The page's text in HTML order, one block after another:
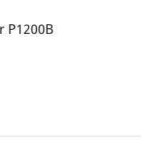
P1200B